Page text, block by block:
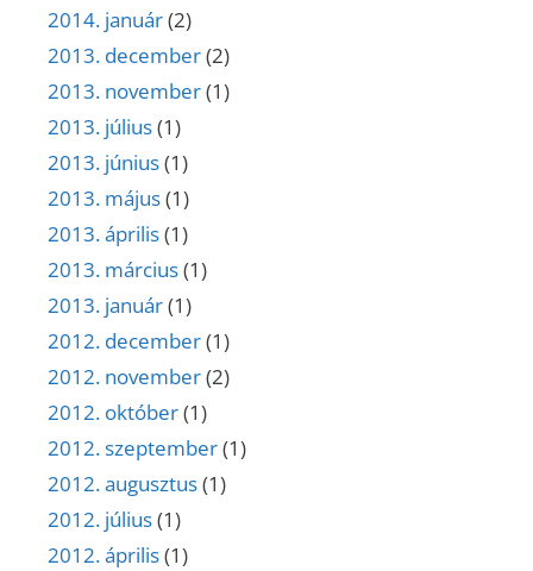
2014. január(2)
2013. december(2)
2013. november(1)
2013. július(1)
2013. június(1)
2013. május(1)
2013. április(1)
2013. március(1)
2013. január(1)
2012. december(1)
2012. november(2)
2012. október(1)
2012. szeptember(1)
2012. augusztus(1)
2012. július(1)
2012. április(1)